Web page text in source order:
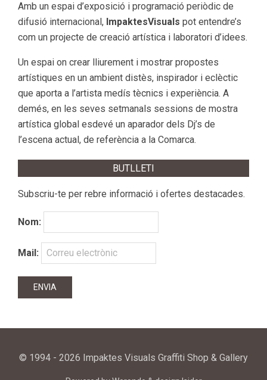
Amb un espai d’exposició i programació periòdic de
difusió internacional, ImpaktesVisuals pot entendre’s
com un projecte de creació artística i laboratori d’idees.
Un espai on crear lliurement i mostrar propostes
artístiques en un ambient distès, inspirador i eclèctic
que aporta a l’artista medís tècnics i experiència. A
demés, en les seves setmanals sessions de mostra
artística global esdevé un aparador dels Dj’s de
l’escena actual, de referència a la Comarca.
BUTLLETI
Subscriu-te per rebre informació i ofertes destacades.
Nom:
Mail:
© 1994 - 2026 Impaktes Visuals Graffiti Shop & Gallery